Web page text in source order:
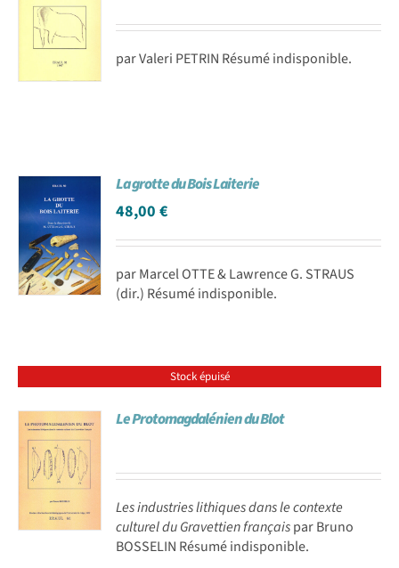
par Valeri PETRIN Résumé indisponible.
La grotte du Bois Laiterie
48,00€
par Marcel OTTE & Lawrence G. STRAUS
(dir.) Résumé indisponible.
Stock épuisé
Le Protomagdalénien du Blot
Les industries lithiques dans le contexte
culturel du Gravettien françaispar Bruno
BOSSELIN Résumé indisponible.